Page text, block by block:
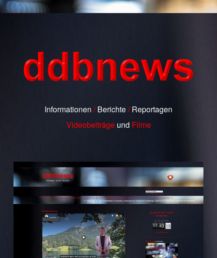
Informationen /Berichte/Reportagen
Videobeiträge und Filme